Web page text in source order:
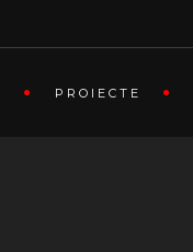
PROIECTE